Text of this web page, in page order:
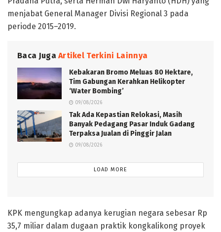
menjabat General Manager Divisi Regional 3 pada
periode 2015–2019.
Baca Juga Artikel Terkini Lainnya
Kebakaran Bromo Meluas 80 Hektare,
Tim Gabungan Kerahkan Helikopter
‘Water Bombing’
09/08/2026
Tak Ada Kepastian Relokasi, Masih
Banyak Pedagang Pasar Induk Gadang
Terpaksa Jualan di Pinggir Jalan
09/08/2026
LOAD MORE
KPK mengungkap adanya kerugian negara sebesar Rp
35,7 miliar dalam dugaan praktik kongkalikong proyek